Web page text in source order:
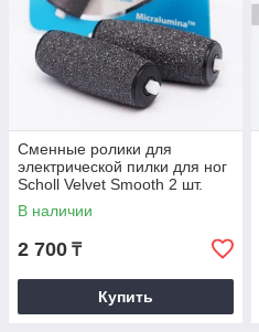
Сменные ролики для
электрической пилки для ног
Scholl Velvet Smooth 2 шт.
В наличии
2 700 ₸
Купить